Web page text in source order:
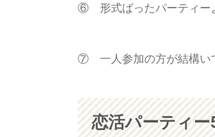
⑥ 形式ばったパーティー
⑦ 一人参加の方が結構い
恋活パーティ